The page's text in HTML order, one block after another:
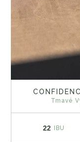
Tmavé
22 IBU